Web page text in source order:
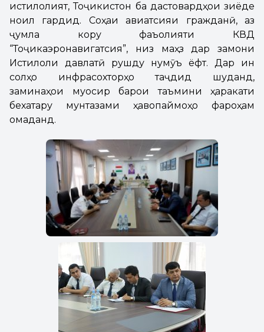
истиқлолият, Тоҷикистон ба дастовардҳои зиёде
ноил гардид. Соҳаи авиатсияи гражданӣ, аз
ҷумла кору фаъолияти КВД
“Тоҷикаэронавигатсия”, низ маҳз дар замони
Истиқлоли давлатӣ рушду нумӯъ ёфт. Дар ин
солҳо инфрасохторҳо таҷдид шуданд,
заминаҳои муосир барои таъмини ҳаракати
бехатару мунтазами ҳавопаймоҳо фароҳам
омаданд.